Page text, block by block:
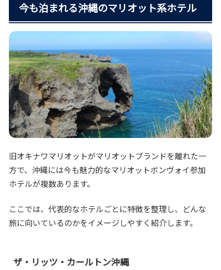
今も泊まれる沖縄のマリオット系ホテル
旧オキナワマリオットがマリオットブランドを離れた一
方で、沖縄には今も魅力的なマリオットボンヴォイ参加
ホテルが複数あります。
ここでは、代表的なホテルごとに特徴を整理し、どんな
旅に向いているのかをイメージしやすく紹介します。
ザ・リッツ・カールトン沖縄